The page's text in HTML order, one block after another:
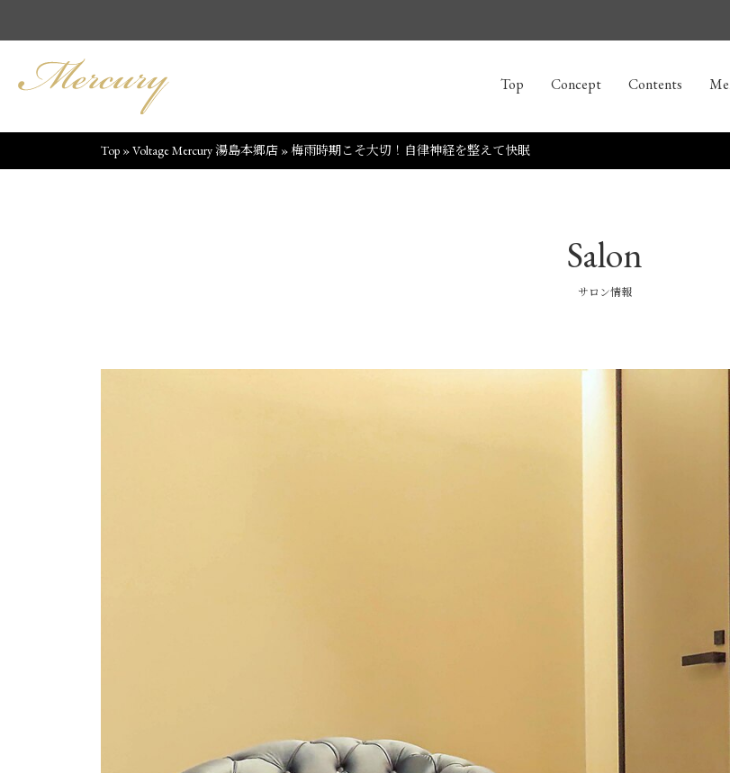
Top Concept Contents
Top »Voltage Mercury 湯島本郷店 »梅雨時期こそ大切！自律神経を整えて快眠
Salon
サロン情報